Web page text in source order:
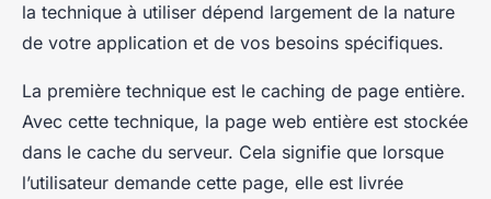
la technique à utiliser dépend largement de la nature
de votre application et de vos besoins spécifiques.
La première technique est le caching de page entière.
Avec cette technique, la page web entière est stockée
dans le cache du serveur. Cela signifie que lorsque
l’utilisateur demande cette page, elle est livrée